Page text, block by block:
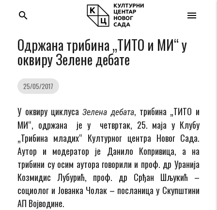
menu
search
Одржана трибина „ТИТО и МИ“ у
оквиру Зелене дебате
25/05/2017
У оквиру циклусаЗеленa дебатa, трибина „ТИТО и
МИ“, одржана је у четвртак, 25. маја у Клубу
„Трибина младих“ Културног центра Новог Сада.
Аутор и модератор је Данило Копривица, а на
трибини су осим аутора говорили и проф. др Уранија
Козмидис Лубурић, проф. др Срђан Шљукић –
социолог и Јованка Чолак – посланица у Скупштини
АП Војводине.